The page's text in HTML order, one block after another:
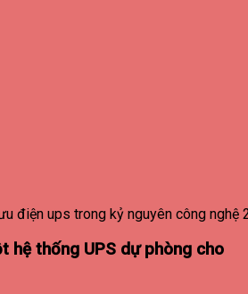
điện ups trong kỷ nguyên công nghệ
hệ thống UPS dự phòng cho